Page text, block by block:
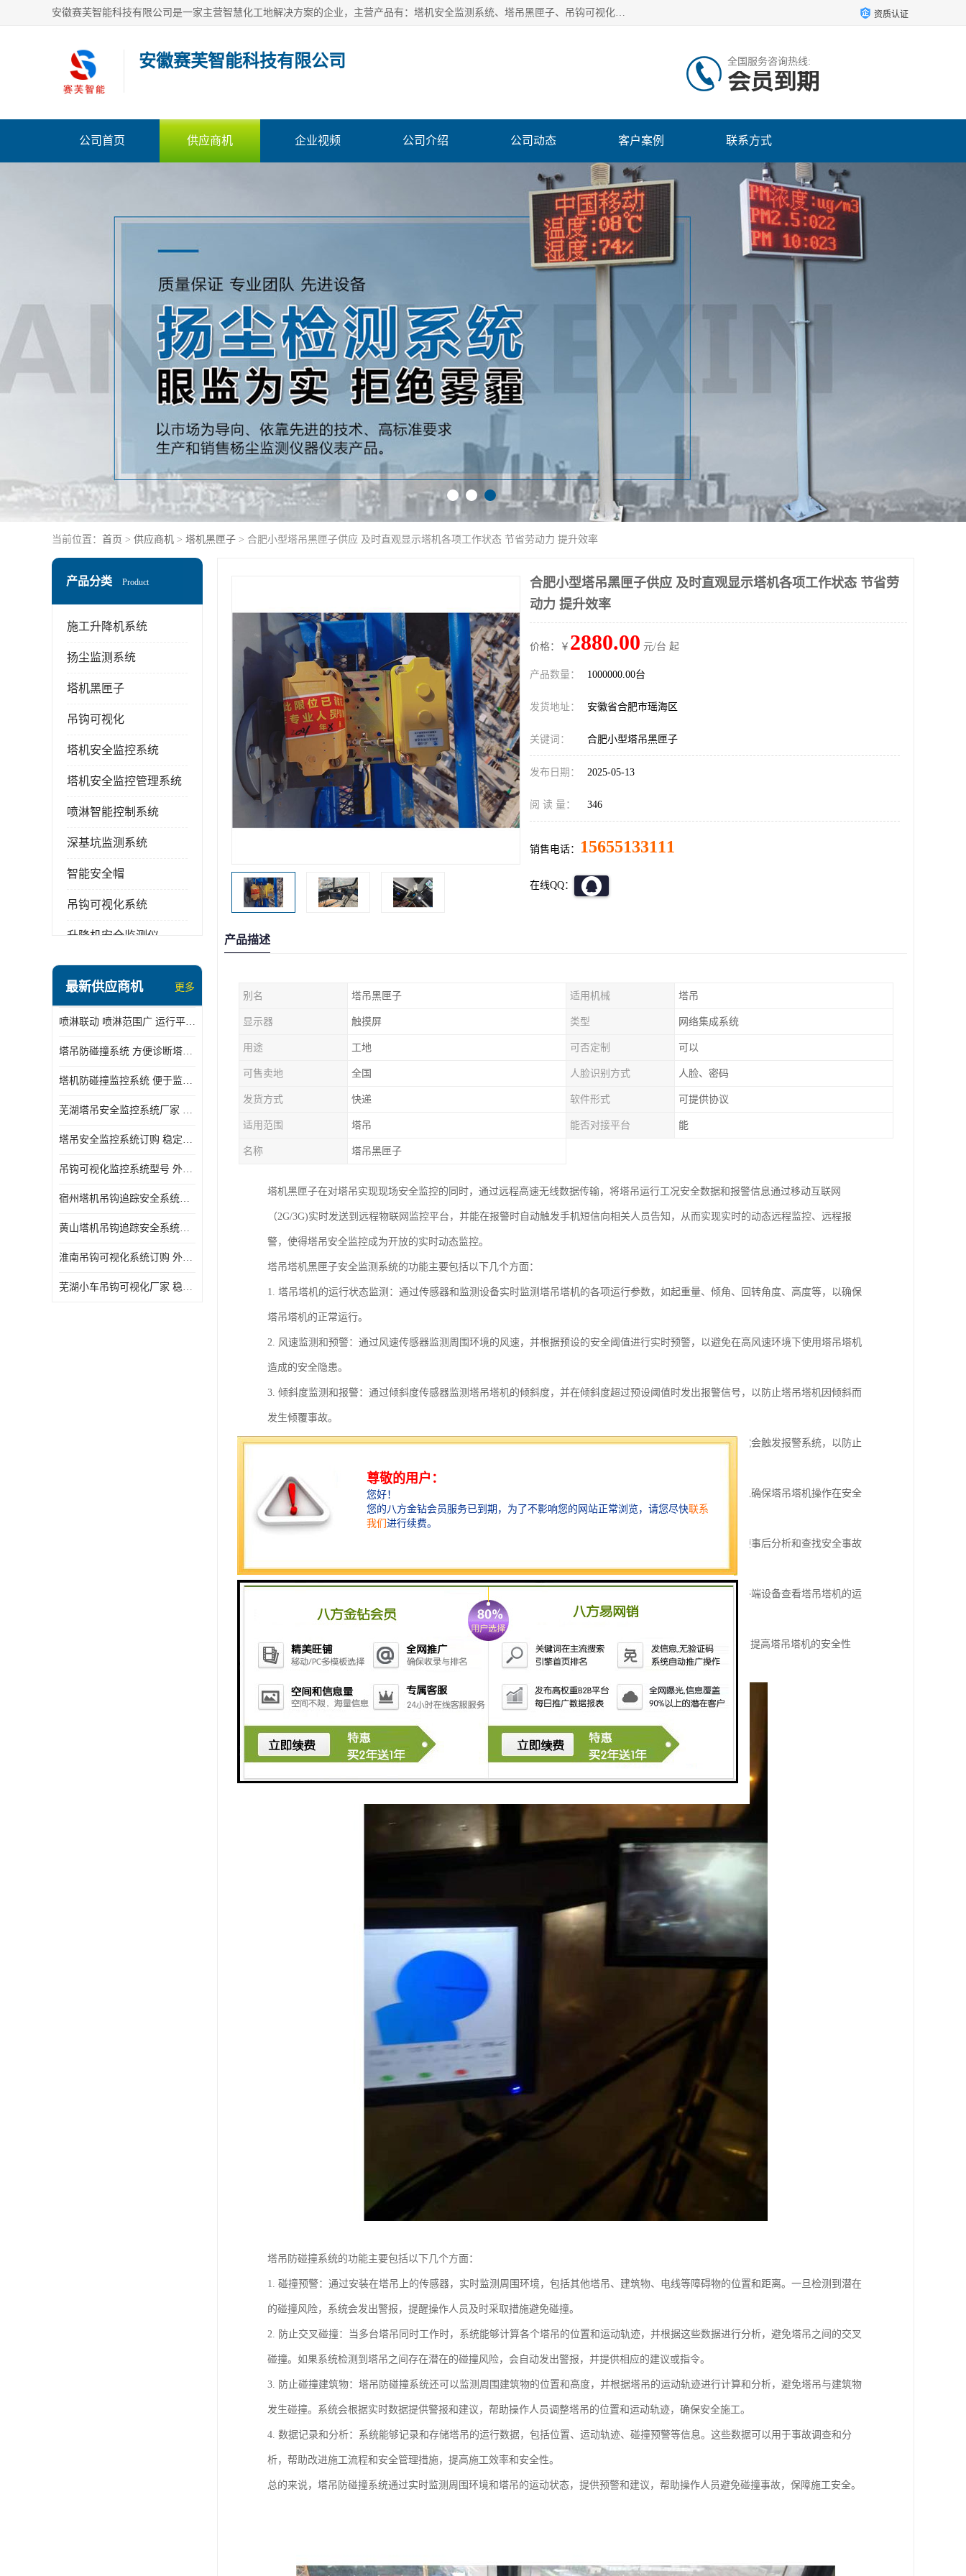
安徽赛芙智能科技有限公司是一家主营智慧化工地解决方案的企业，主营产品有：塔机安全监测系统、塔吊黑匣子、吊钩可视化、吊钩可视化系统、塔机安全监控系统、塔机黑匣子等。创建至今始终关注用户需求，为用户提供有的产品和服务。 资质认证
安徽赛芙智能科技有限公司 全国服务咨询热线:
会员到期
公司首页 供应商机 企业视频 公司介绍 公司动态 客户案例 联系方式
当前位置： 首页 > 供应商机 > 塔机黑匣子 > 合肥小型塔吊黑匣子供应 及时直观显示塔机各项工作状态 节省劳动力 提升效率
产品分类 Product
施工升降机系统
扬尘监测系统
塔机黑匣子
吊钩可视化
塔机安全监控系统
塔机安全监控管理系统
喷淋智能控制系统
深基坑监测系统
智能安全帽
吊钩可视化系统
升降机安全监测仪
最新供应商机 更多
喷淋联动 喷淋范围广 运行平稳 噪音小
塔吊防碰撞系统 方便诊断塔机状态 自动变焦智能化跟踪
塔机防碰撞监控系统 便于监督和管理 主要应用于塔机的实时监控
芜湖塔吊安全监控系统厂家 外观简洁大方 减少盲吊引发的事故
塔吊安全监控系统订购 稳定性高 结构清晰稳定
吊钩可视化监控系统型号 外观简洁大方 信号稳定 抗干扰性强
宿州塔机吊钩追踪安全系统厂家 提高工作效率 结构清晰稳定
黄山塔机吊钩追踪安全系统价格 可远程查看 减少盲吊引发的事故
淮南吊钩可视化系统订购 外观简洁大方 体积小 占用空间小
芜湖小车吊钩可视化厂家 稳定性高 可视吊装 降低盲吊风险
合肥小型塔吊黑匣子供应 及时直观显示塔机各项工作状态 节省劳
动力 提升效率
价格：￥ 2880.00 元/台 起
产品数量： 1000000.00台
发货地址： 安徽省合肥市瑶海区
关键词： 合肥小型塔吊黑匣子
发布日期： 2025-05-13
阅 读 量： 346
销售电话： 15655133111
在线QQ：
产品描述
别名 塔吊黑匣子 适用机械 塔吊
显示器 触摸屏 类型 网络集成系统
用途 工地 可否定制 可以
可售卖地 全国 人脸识别方式 人脸、密码
发货方式 快递 软件形式 可提供协议
适用范围 塔吊 能否对接平台 能
名称 塔吊黑匣子
塔机黑匣子在对塔吊实现现场安全监控的同时，通过远程高速无线数据传输，将塔吊运行工况安全数据和报警信息通过移动互联网
（2G/3G)实时发送到远程物联网监控平台，并能在报警时自动触发手机短信向相关人员告知，从而实现实时的动态远程监控、远程报
警，使得塔吊安全监控成为开放的实时动态监控。
塔吊塔机黑匣子安全监测系统的功能主要包括以下几个方面：
1. 塔吊塔机的运行状态监测：通过传感器和监测设备实时监测塔吊塔机的各项运行参数，如起重量、倾角、回转角度、高度等，以确保
塔吊塔机的正常运行。
2. 风速监测和预警：通过风速传感器监测周围环境的风速，并根据预设的安全阈值进行实时预警，以避免在高风速环境下使用塔吊塔机
造成的安全隐患。
3. 倾斜度监测和报警：通过倾斜度传感器监测塔吊塔机的倾斜度，并在倾斜度超过预设阈值时发出报警信号，以防止塔吊塔机因倾斜而
发生倾覆事故。
4. 载荷监测和报警：通过载荷传感器监测塔吊塔机的实际载荷，并与额定载荷进行比较，一旦超过额定载荷就会触发报警系统，以防止
超载运行导致的塔吊塔机事故。
5. 高度监测和预警：通过高度传感器监测塔吊塔机的高度，并在接近或超过安全高度限制时发出预警信号，以确保塔吊塔机操作在安全
范围内。
6. 数据记录和分析：系统可以记录和存储塔吊塔机的运行数据，包括各项参数的变化情况和报警记录等，以便事后分析和查找安全事故
的原因。
7. 远程监控和控制：系统可以通过网络连接实现对塔吊塔机的远程监控和控制，操作人员可以随时随地通过终端设备查看塔吊塔机的运
行状态，并进行必要的操作和调整。
总的来说，塔吊塔机黑匣子安全监测系统通过实时监测和预警，提供了对塔吊塔机运行状态的全面监控，旨在提高塔吊塔机的安全性
能，预防事故的发生。
塔吊防碰撞系统的功能主要包括以下几个方面：
1. 碰撞预警：通过安装在塔吊上的传感器，实时监测周围环境，包括其他塔吊、建筑物、电线等障碍物的位置和距离。一旦检测到潜在
的碰撞风险，系统会发出警报，提醒操作人员及时采取措施避免碰撞。
2. 防止交叉碰撞：当多台塔吊同时工作时，系统能够计算各个塔吊的位置和运动轨迹，并根据这些数据进行分析，避免塔吊之间的交叉
碰撞。如果系统检测到塔吊之间存在潜在的碰撞风险，会自动发出警报，并提供相应的建议或指令。
3. 防止碰撞建筑物：塔吊防碰撞系统还可以监测周围建筑物的位置和高度，并根据塔吊的运动轨迹进行计算和分析，避免塔吊与建筑物
发生碰撞。系统会根据实时数据提供警报和建议，帮助操作人员调整塔吊的位置和运动轨迹，确保安全施工。
4. 数据记录和分析：系统能够记录和存储塔吊的运行数据，包括位置、运动轨迹、碰撞预警等信息。这些数据可以用于事故调查和分
析，帮助改进施工流程和安全管理措施，提高施工效率和安全性。
总的来说，塔吊防碰撞系统通过实时监测周围环境和塔吊的运动状态，提供预警和建议，帮助操作人员避免碰撞事故，保障施工安全。